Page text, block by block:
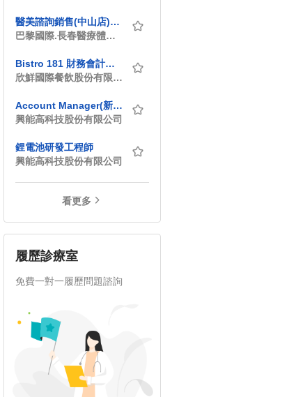
醫美諮詢銷售(中山店)+可升遷儲備幹部
巴黎國際.長春醫療體系_巴黎國際長春診所
Bistro 181 財務會計人員
欣鮮國際餐飲股份有限公司
Account Manager(新竹/國外業務)
興能高科技股份有限公司
鋰電池研發工程師
興能高科技股份有限公司
看更多
履歷診療室
免費一對一履歷問題諮詢